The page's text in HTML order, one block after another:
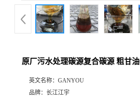
原厂污水处理碳源复合碳源 粗甘
英文名称： GANYOU
品牌： 长江江宇